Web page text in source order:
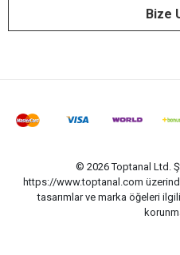
Bize
© 2026 Toptanal Ltd.
https://www.toptanal.com
tasarımlar ve marka öğeleri